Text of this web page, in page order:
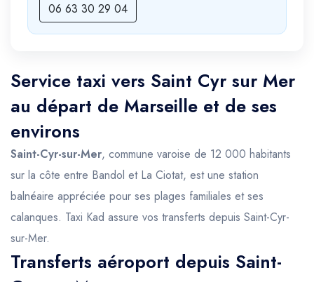
06 63 30 29 04
Service taxi vers Saint Cyr sur Mer
au départ de Marseille et de ses
environs
Saint-Cyr-sur-Mer, commune varoise de 12 000 habitants
sur la côte entre Bandol et La Ciotat, est une station
balnéaire appréciée pour ses plages familiales et ses
calanques. Taxi Kad assure vos transferts depuis Saint-Cyr-
sur-Mer.
Transferts aéroport depuis Saint-